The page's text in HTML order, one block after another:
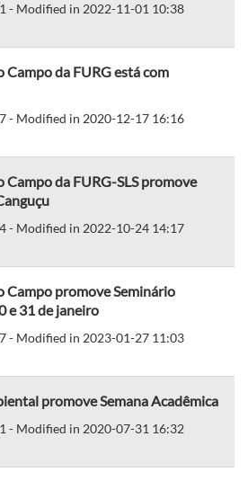
- Modified in 2022-11-01 10:38
Campo da FURG está com
- Modified in 2020-12-17 16:16
Campo da FURG-SLS promove
- Modified in 2022-10-24 14:17
Campo promove Seminário
e 31 de janeiro
- Modified in 2023-01-27 11:03
promove Semana Acadêmica
- Modified in 2020-07-31 16:32